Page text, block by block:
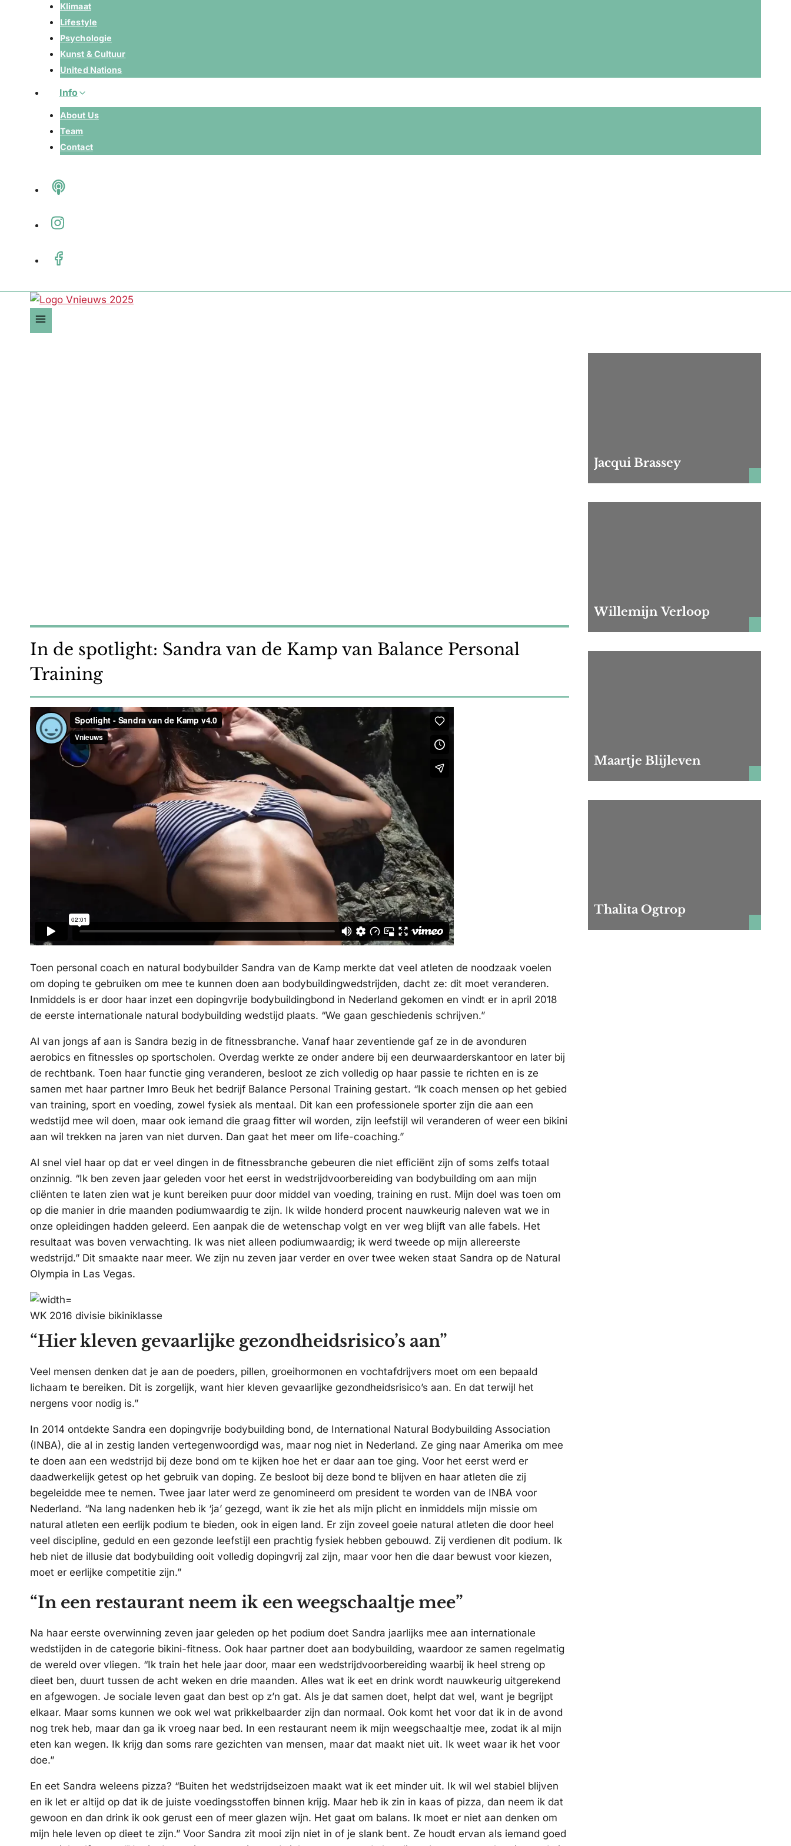
Klimaat
Lifestyle
Psychologie
Kunst & Cultuur
United Nations
Info
About Us
Team
Contact
In de spotlight: Sandra van de Kamp van Balance Personal
Training
Toen personal coach en natural bodybuilder Sandra van de Kamp merkte dat veel atleten de noodzaak voelen
om doping te gebruiken om mee te kunnen doen aan bodybuildingwedstrijden, dacht ze: dit moet veranderen.
Inmiddels is er door haar inzet een dopingvrije bodybuildingbond in Nederland gekomen en vindt er in april 2018
de eerste internationale natural bodybuilding wedstijd plaats. “We gaan geschiedenis schrijven.”
Al van jongs af aan is Sandra bezig in de fitnessbranche. Vanaf haar zeventiende gaf ze in de avonduren
aerobics en fitnessles op sportscholen. Overdag werkte ze onder andere bij een deurwaarderskantoor en later bij
de rechtbank. Toen haar functie ging veranderen, besloot ze zich volledig op haar passie te richten en is ze
samen met haar partner Imro Beuk het bedrijf Balance Personal Training gestart. “Ik coach mensen op het gebied
van training, sport en voeding, zowel fysiek als mentaal. Dit kan een professionele sporter zijn die aan een
wedstijd mee wil doen, maar ook iemand die graag fitter wil worden, zijn leefstijl wil veranderen of weer een bikini
aan wil trekken na jaren van niet durven. Dan gaat het meer om life-coaching.”
Al snel viel haar op dat er veel dingen in de fitnessbranche gebeuren die niet efficiënt zijn of soms zelfs totaal
onzinnig. “Ik ben zeven jaar geleden voor het eerst in wedstrijdvoorbereiding van bodybuilding om aan mijn
cliënten te laten zien wat je kunt bereiken puur door middel van voeding, training en rust. Mijn doel was toen om
op die manier in drie maanden podiumwaardig te zijn. Ik wilde honderd procent nauwkeurig naleven wat we in
onze opleidingen hadden geleerd. Een aanpak die de wetenschap volgt en ver weg blijft van alle fabels. Het
resultaat was boven verwachting. Ik was niet alleen podiumwaardig; ik werd tweede op mijn allereerste
wedstrijd.” Dit smaakte naar meer. We zijn nu zeven jaar verder en over twee weken staat Sandra op de Natural
Olympia in Las Vegas.
WK 2016 divisie bikiniklasse
“Hier kleven gevaarlijke gezondheidsrisico’s aan”
Veel mensen denken dat je aan de poeders, pillen, groeihormonen en vochtafdrijvers moet om een bepaald
lichaam te bereiken. Dit is zorgelijk, want hier kleven gevaarlijke gezondheidsrisico’s aan. En dat terwijl het
nergens voor nodig is.”
In 2014 ontdekte Sandra een dopingvrije bodybuilding bond, de International Natural Bodybuilding Association
(INBA), die al in zestig landen vertegenwoordigd was, maar nog niet in Nederland. Ze ging naar Amerika om mee
te doen aan een wedstrijd bij deze bond om te kijken hoe het er daar aan toe ging. Voor het eerst werd er
daadwerkelijk getest op het gebruik van doping. Ze besloot bij deze bond te blijven en haar atleten die zij
begeleidde mee te nemen. Twee jaar later werd ze genomineerd om president te worden van de INBA voor
Nederland. “Na lang nadenken heb ik ‘ja’ gezegd, want ik zie het als mijn plicht en inmiddels mijn missie om
natural atleten een eerlijk podium te bieden, ook in eigen land. Er zijn zoveel goeie natural atleten die door heel
veel discipline, geduld en een gezonde leefstijl een prachtig fysiek hebben gebouwd. Zij verdienen dit podium. Ik
heb niet de illusie dat bodybuilding ooit volledig dopingvrij zal zijn, maar voor hen die daar bewust voor kiezen,
moet er eerlijke competitie zijn.”
“In een restaurant neem ik een weegschaaltje mee”
Na haar eerste overwinning zeven jaar geleden op het podium doet Sandra jaarlijks mee aan internationale
wedstijden in de categorie bikini-fitness. Ook haar partner doet aan bodybuilding, waardoor ze samen regelmatig
de wereld over vliegen. “Ik train het hele jaar door, maar een wedstrijdvoorbereiding waarbij ik heel streng op
dieet ben, duurt tussen de acht weken en drie maanden. Alles wat ik eet en drink wordt nauwkeurig uitgerekend
en afgewogen. Je sociale leven gaat dan best op z’n gat. Als je dat samen doet, helpt dat wel, want je begrijpt
elkaar. Maar soms kunnen we ook wel wat prikkelbaarder zijn dan normaal. Ook komt het voor dat ik in de avond
nog trek heb, maar dan ga ik vroeg naar bed. In een restaurant neem ik mijn weegschaaltje mee, zodat ik al mijn
eten kan wegen. Ik krijg dan soms rare gezichten van mensen, maar dat maakt niet uit. Ik weet waar ik het voor
doe.”
En eet Sandra weleens pizza? “Buiten het wedstrijdseizoen maakt wat ik eet minder uit. Ik wil wel stabiel blijven
en ik let er altijd op dat ik de juiste voedingsstoffen binnen krijg. Maar heb ik zin in kaas of pizza, dan neem ik dat
gewoon en dan drink ik ook gerust een of meer glazen wijn. Het gaat om balans. Ik moet er niet aan denken om
mijn hele leven op dieet te zijn.” Voor Sandra zit mooi zijn niet in of je slank bent. Ze houdt ervan als iemand goed
Jacqui Brassey
Willemijn Verloop
Maartje Blijleven
Thalita Ogtrop